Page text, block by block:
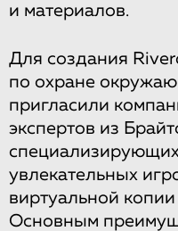
и материалов.
Для создания
по охране
пригласили
экспертов из
увлекательных
виртуальной
Основным